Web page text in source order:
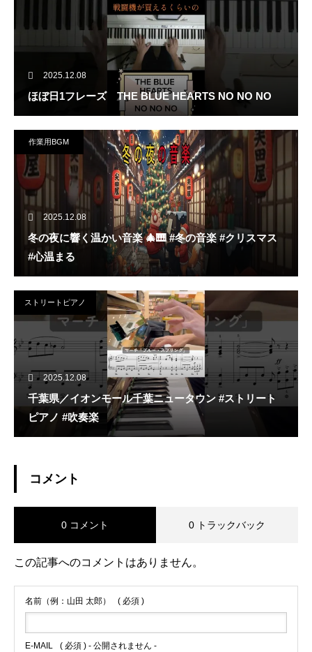
2025.12.08
ほぼ日1フレーズ THE BLUE HEARTS NO NO NO
作業用BGM
2025.12.08
冬の夜に響く温かい音楽 🎄🎹 #冬の音楽 #クリスマス
#心温まる
ストリートピアノ
2025.12.08
千葉県／イオンモール千葉ニュータウン #ストリート
ピアノ #吹奏楽
コメント
0 コメント 0 トラックバック
この記事へのコメントはありません。
名前（例：山田 太郎） ( 必須 )
E-MAIL ( 必須 ) - 公開されません -